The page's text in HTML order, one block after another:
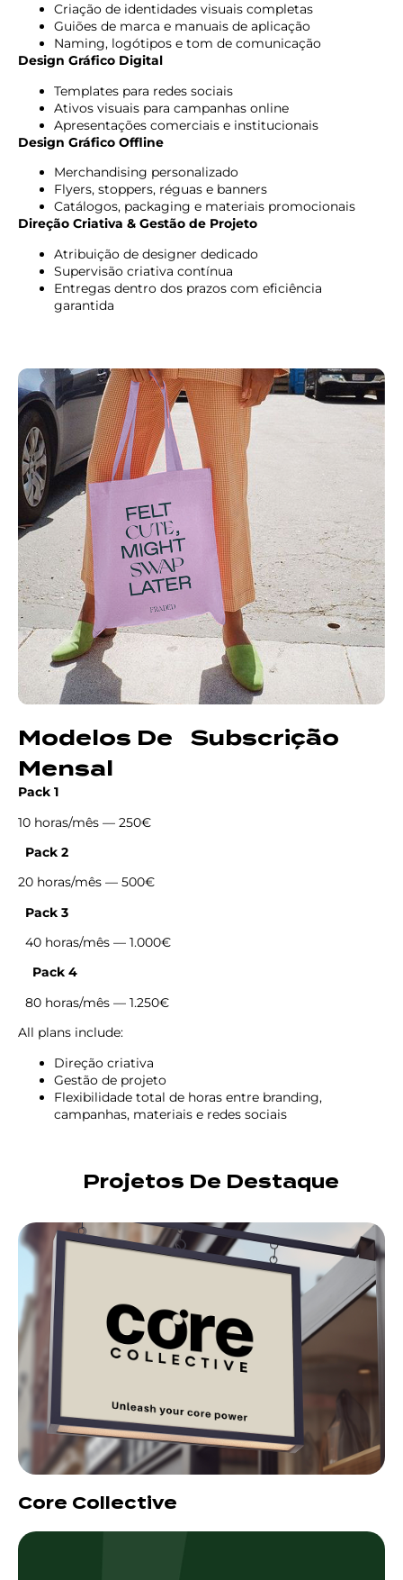
Criação de identidades visuais completas
Guiões de marca e manuais de aplicação
Naming, logótipos e tom de comunicação
Design Gráfico Digital
Templates para redes sociais
Ativos visuais para campanhas online
Apresentações comerciais e institucionais
Design Gráfico Offline
Merchandising personalizado
Flyers, stoppers, réguas e banners
Catálogos, packaging e materiais promocionais
Direção Criativa & Gestão de Projeto
Atribuição de designer dedicado
Supervisão criativa contínua
Entregas dentro dos prazos com eficiência
garantida
Modelos De Subscrição
Mensal
Pack 1
10 horas/mês — 250€
Pack 2
20 horas/mês — 500€
Pack 3
40 horas/mês — 1.000€
Pack 4
80 horas/mês — 1.250€
All plans include:
Direção criativa
Gestão de projeto
Flexibilidade total de horas entre branding,
campanhas, materiais e redes sociais
Projetos De Destaque
Core Collective